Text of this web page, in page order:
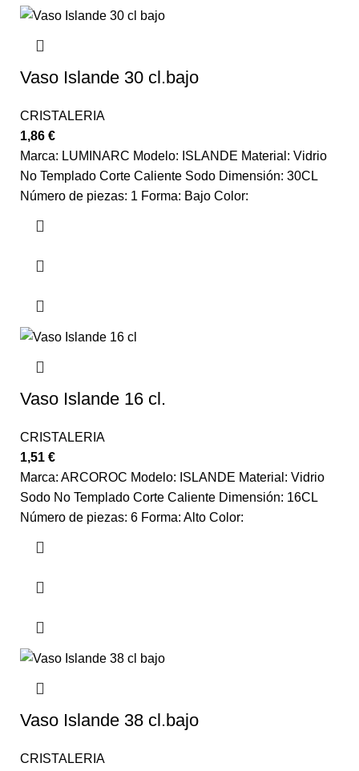
Vaso Islande 30 cl.bajo
CRISTALERIA
1,86 €
Marca: LUMINARC Modelo: ISLANDE Material: Vidrio
No Templado Corte Caliente Sodo Dimensión: 30CL
Número de piezas: 1 Forma: Bajo Color:
Vaso Islande 16 cl.
CRISTALERIA
1,51 €
Marca: ARCOROC Modelo: ISLANDE Material: Vidrio
Sodo No Templado Corte Caliente Dimensión: 16CL
Número de piezas: 6 Forma: Alto Color:
Vaso Islande 38 cl.bajo
CRISTALERIA